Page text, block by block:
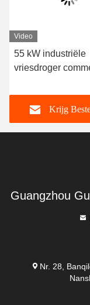
Video
55 kW industriële
vriesdroger
kg/partij
Krijg
Guangzhou
Nr. 28,